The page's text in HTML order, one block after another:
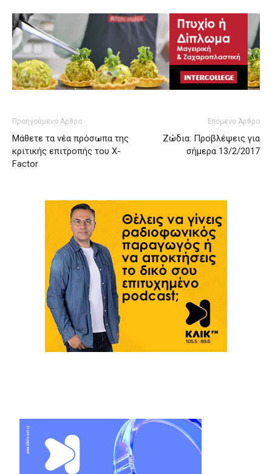
Προηγούμενο Άρθρο
Μάθετε τα νέα πρόσωπα της
κριτικής επιτροπής του X-
Factor
Επόμενο Άρθρο
Ζώδια: Προβλέψεις για
σήμερα 13/2/2017